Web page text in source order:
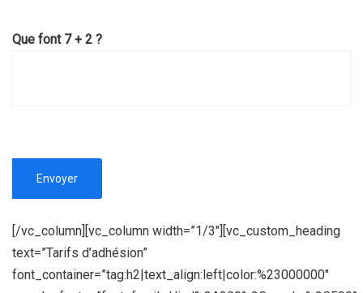
Que font 7 + 2 ?
[/vc_column][vc_column width=”1/3″][vc_custom_heading
text=”Tarifs d’adhésion”
font_container=”tag:h2|text_align:left|color:%23000000″